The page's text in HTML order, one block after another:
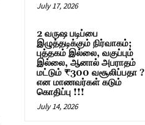
July 17, 2026
2 வருஷ படிப்பை
இழுத்தடிக்கும் நிர்வாகம்;
புத்தகம் இல்லை, வகுப்பும்
இல்லை, ஆனால் அபராதம்
மட்டும் ₹300 வசூலிப்பதா ?
என மாணவர்கள் கடும்
கொதிப்பு !!!
July 14, 2026